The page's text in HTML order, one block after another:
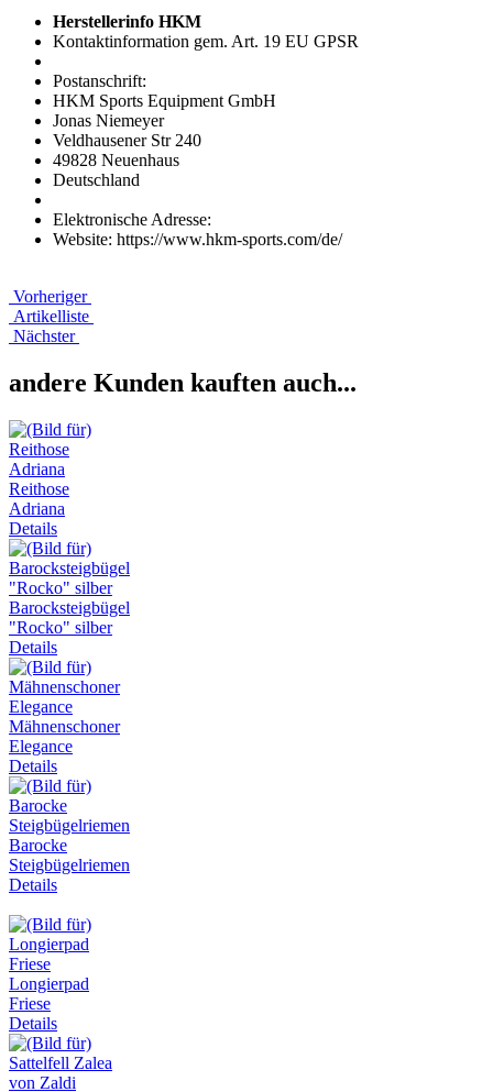
Herstellerinfo HKM
Kontaktinformation gem. Art. 19 EU GPSR
Postanschrift:
HKM Sports Equipment GmbH
Jonas Niemeyer
Veldhausener Str 240
49828 Neuenhaus
Deutschland
Elektronische Adresse:
Website: https://www.hkm-sports.com/de/
Vorheriger
Artikelliste
Nächster
andere Kunden kauften auch...
Reithose
Adriana
Details
Barocksteigbügel
"Rocko" silber
Details
Mähnenschoner
Elegance
Details
Barocke
Steigbügelriemen
Details
Longierpad
Friese
Details